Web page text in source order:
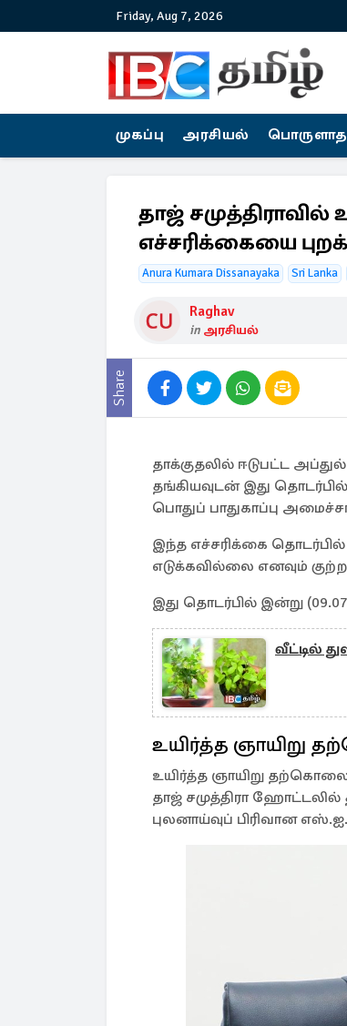
Friday, Aug 7, 2026
முகப்பு அரசியல்
தாஜ் சமுத்திராவில்
எச்சரிக்கையை
Anura Kumara Dissanayaka Sri Lanka
Raghav
in அரசியல்
Share
தாக்குதலில் ஈடுபட்ட
தங்கியவுடன் இது தொடர்பில்
பொதுப் பாதுகாப்பு
இந்த எச்சரிக்கை தொடர்பில்
எடுக்கவில்லை எனவும்
இது தொடர்பில் இன்று
வீட்டில்
உயிர்த்த ஞாயிறு
உயிர்த்த ஞாயிறு
தாஜ் சமுத்திரா
புலனாய்வுப் பிரிவான